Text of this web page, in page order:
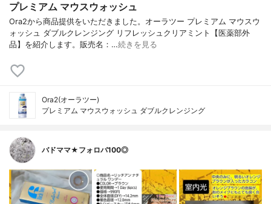
プレミアム マウスウォッシュ
Ora2から商品提供をいただきました。オーラツー プレミアム マウスウ
ォッシュ ダブルクレンジング リフレッシュクリアミント【医薬部外
品】を紹介します。販売名：…続きを見る
Ora2(オーラツー)
プレミアム マウスウォッシュ ダブルクレンジング
バドママ★フォロバ100◎